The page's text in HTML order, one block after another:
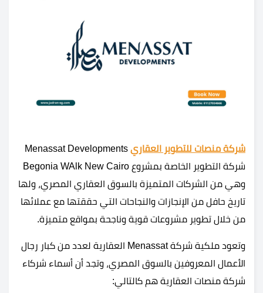
شركة منصات للتطوير العقاري Menassat Developments
شركة التطوير الخاصة بمشروع Begonia WAlk New Cairo
وهي من الشركات المتميزة بالسوق العقاري المصري، ولها
تاريخ حافل من الإنجازات والنجاحات التي حققتها مع عملائها
من خلال تطوير مشروعات قوية وناجحة بمواقع متميزة.
وتعود ملكية شركة Menassat العقارية لعدد من كبار رجال
الأعمال المعروفين بالسوق المصري، وتجد أن أسماء شركاء
شركة منصات العقارية هم كالتالي: